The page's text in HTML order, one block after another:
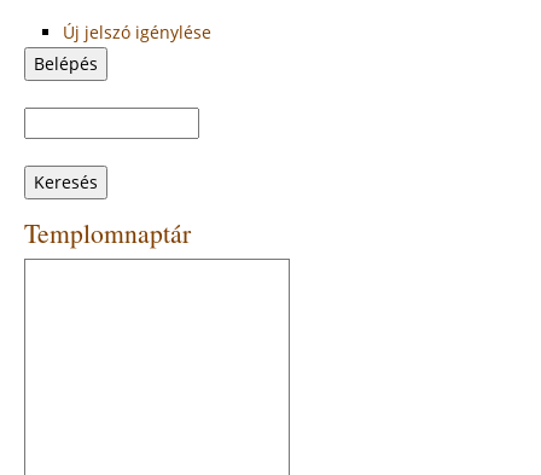
Új jelszó igénylése
Keresés
űrlap
Templomnaptár